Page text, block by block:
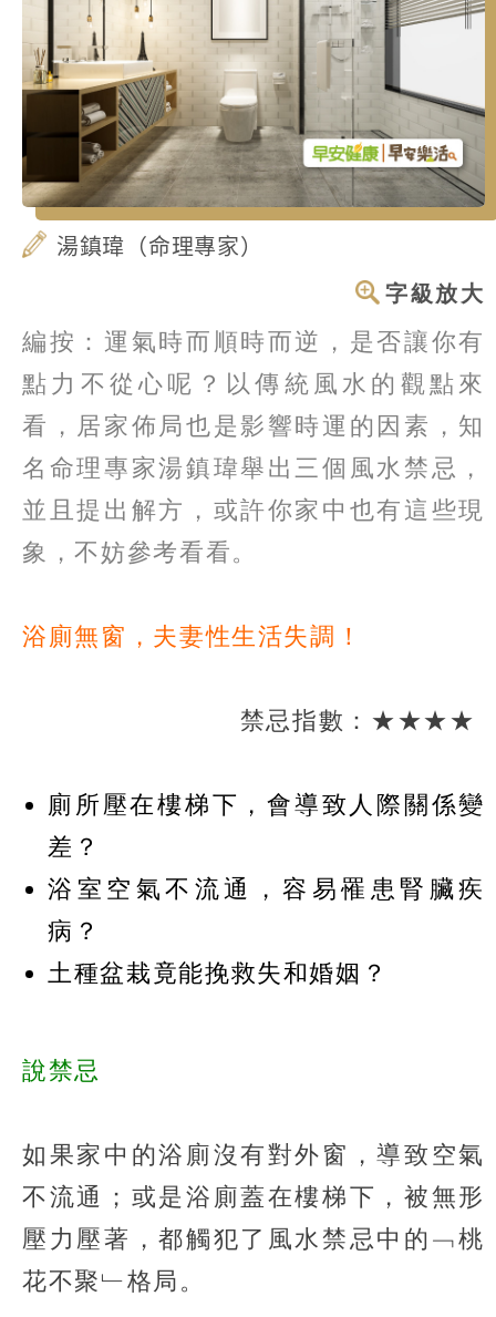
湯鎮瑋（命理專家）
字級放大
編按：運氣時而順時而逆，是否讓你有
點力不從心呢？以傳統風水的觀點來
看，居家佈局也是影響時運的因素，知
名命理專家湯鎮瑋舉出三個風水禁忌，
並且提出解方，或許你家中也有這些現
象，不妨參考看看。
浴廁無窗，夫妻性生活失調！
禁忌指數：★★★★
廁所壓在樓梯下，會導致人際關係變
差？
浴室空氣不流通，容易罹患腎臟疾
病？
土種盆栽竟能挽救失和婚姻？
說禁忌
如果家中的浴廁沒有對外窗，導致空氣
不流通；或是浴廁蓋在樓梯下，被無形
壓力壓著，都觸犯了風水禁忌中的﹁桃
花不聚﹂格局。